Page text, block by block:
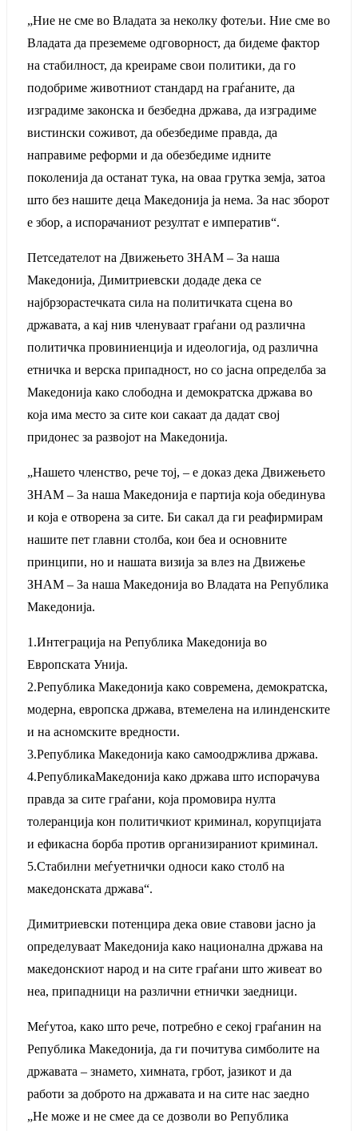
„Ние не сме во Владата за неколку фотељи. Ние сме во
Владата да преземеме одговорност, да бидеме фактор
на стабилност, да креираме свои политики, да го
подобриме животниот стандард на граѓаните, да
изградиме законска и безбедна држава, да изградиме
вистински соживот, да обезбедиме правда, да
направиме реформи и да обезбедиме идните
поколенија да останат тука, на оваа грутка земја, затоа
што без нашите деца Македонија ја нема. За нас зборот
е збор, а испорачаниот резултат е императив“.
Петседателот на Движењето ЗНАМ – За наша
Македонија, Димитриевски додаде дека се
најбрзорастечката сила на политичката сцена во
државата, а кај нив членуваат граѓани од различна
политичка провиниенција и идеологија, од различна
етничка и верска припадност, но со јасна определба за
Македонија како слободна и демократска држава во
која има место за сите кои сакаат да дадат свој
придонес за развојот на Македонија.
„Нашето членство, рече тој, – е доказ дека Движењето
ЗНАМ – За наша Македонија е партија која обединува
и која е отворена за сите. Би сакал да ги реафирмирам
нашите пет главни столба, кои беа и основните
принципи, но и нашата визија за влез на Движење
ЗНАМ – За наша Македонија во Владата на Република
Македонија.
1.Интеграција на Република Македонија во
Европската Унија.
2.Република Македонија како современа, демократска,
модерна, европска држава, втемелена на илинденските
и на асномските вредности.
3.Република Македонија како самоодржлива држава.
4.РепубликаМакедонија како држава што испорачува
правда за сите граѓани, која промовира нулта
толеранција кон политичкиот криминал, корупцијата
и ефикасна борба против организираниот криминал.
5.Стабилни меѓуетнички односи како столб на
македонската држава“.
Димитриевски потенцира дека овие ставови јасно ја
определуваат Македонија како национална држава на
македонскиот народ и на сите граѓани што живеат во
неа, припадници на различни етнички заедници.
Меѓутоа, како што рече, потребно е секој граѓанин на
Република Македонија, да ги почитува симболите на
државата – знамето, химната, грбот, јазикот и да
работи за доброто на државата и на сите нас заедно
„Не може и не смее да се дозволи во Република